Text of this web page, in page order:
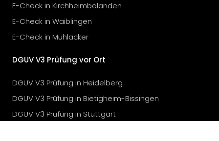
E-Check in Kirchheimbolanden
E-Check in Waiblingen
E-Check in Mühlacker
DGUV V3 Prüfung vor Ort
DGUV V3 Prüfung in Heidelberg
DGUV V3 Prüfung in Bietigheim-Bissingen
DGUV V3 Prüfung in Stuttgart